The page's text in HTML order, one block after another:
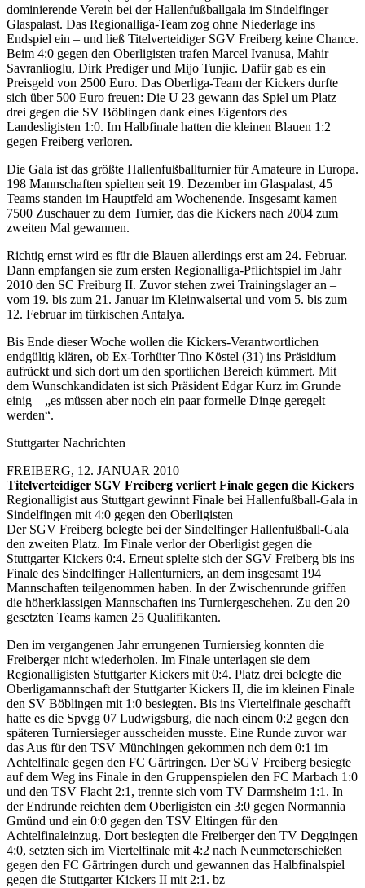
dominierende Verein bei der Hallenfußballgala im Sindelfinger
Glaspalast. Das Regionalliga-Team zog ohne Niederlage ins
Endspiel ein – und ließ Titelverteidiger SGV Freiberg keine Chance.
Beim 4:0 gegen den Oberligisten trafen Marcel Ivanusa, Mahir
Savranlioglu, Dirk Prediger und Mijo Tunjic. Dafür gab es ein
Preisgeld von 2500 Euro. Das Oberliga-Team der Kickers durfte
sich über 500 Euro freuen: Die U 23 gewann das Spiel um Platz
drei gegen die SV Böblingen dank eines Eigentors des
Landesligisten 1:0. Im Halbfinale hatten die kleinen Blauen 1:2
gegen Freiberg verloren.
Die Gala ist das größte Hallenfußballturnier für Amateure in Europa.
198 Mannschaften spielten seit 19. Dezember im Glaspalast, 45
Teams standen im Hauptfeld am Wochenende. Insgesamt kamen
7500 Zuschauer zu dem Turnier, das die Kickers nach 2004 zum
zweiten Mal gewannen.
Richtig ernst wird es für die Blauen allerdings erst am 24. Februar.
Dann empfangen sie zum ersten Regionalliga-Pflichtspiel im Jahr
2010 den SC Freiburg II. Zuvor stehen zwei Trainingslager an –
vom 19. bis zum 21. Januar im Kleinwalsertal und vom 5. bis zum
12. Februar im türkischen Antalya.
Bis Ende dieser Woche wollen die Kickers-Verantwortlichen
endgültig klären, ob Ex-Torhüter Tino Köstel (31) ins Präsidium
aufrückt und sich dort um den sportlichen Bereich kümmert. Mit
dem Wunschkandidaten ist sich Präsident Edgar Kurz im Grunde
einig – „es müssen aber noch ein paar formelle Dinge geregelt
werden“.
Stuttgarter Nachrichten
FREIBERG, 12. JANUAR 2010
Titelverteidiger SGV Freiberg verliert Finale gegen die Kickers
Regionalligist aus Stuttgart gewinnt Finale bei Hallenfußball-Gala in
Sindelfingen mit 4:0 gegen den Oberligisten
Der SGV Freiberg belegte bei der Sindelfinger Hallenfußball-Gala
den zweiten Platz. Im Finale verlor der Oberligist gegen die
Stuttgarter Kickers 0:4. Erneut spielte sich der SGV Freiberg bis ins
Finale des Sindelfinger Hallenturniers, an dem insgesamt 194
Mannschaften teilgenommen haben. In der Zwischenrunde griffen
die höherklassigen Mannschaften ins Turniergeschehen. Zu den 20
gesetzten Teams kamen 25 Qualifikanten.
Den im vergangenen Jahr errungenen Turniersieg konnten die
Freiberger nicht wiederholen. Im Finale unterlagen sie dem
Regionalligisten Stuttgarter Kickers mit 0:4. Platz drei belegte die
Oberligamannschaft der Stuttgarter Kickers II, die im kleinen Finale
den SV Böblingen mit 1:0 besiegten. Bis ins Viertelfinale geschafft
hatte es die Spvgg 07 Ludwigsburg, die nach einem 0:2 gegen den
späteren Turniersieger ausscheiden musste. Eine Runde zuvor war
das Aus für den TSV Münchingen gekommen nch dem 0:1 im
Achtelfinale gegen den FC Gärtringen. Der SGV Freiberg besiegte
auf dem Weg ins Finale in den Gruppenspielen den FC Marbach 1:0
und den TSV Flacht 2:1, trennte sich vom TV Darmsheim 1:1. In
der Endrunde reichten dem Oberligisten ein 3:0 gegen Normannia
Gmünd und ein 0:0 gegen den TSV Eltingen für den
Achtelfinaleinzug. Dort besiegten die Freiberger den TV Deggingen
4:0, setzten sich im Viertelfinale mit 4:2 nach Neunmeterschießen
gegen den FC Gärtringen durch und gewannen das Halbfinalspiel
gegen die Stuttgarter Kickers II mit 2:1. bz